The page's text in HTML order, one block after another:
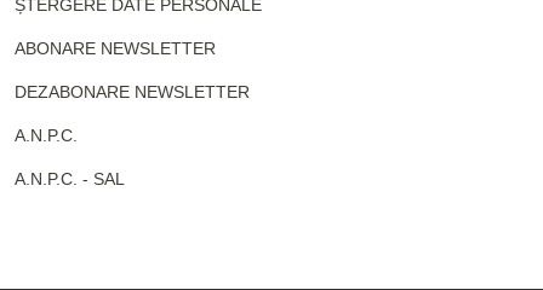
ȘTERGERE DATE PERSONALE
ABONARE NEWSLETTER
DEZABONARE NEWSLETTER
A.N.P.C.
A.N.P.C. - SAL